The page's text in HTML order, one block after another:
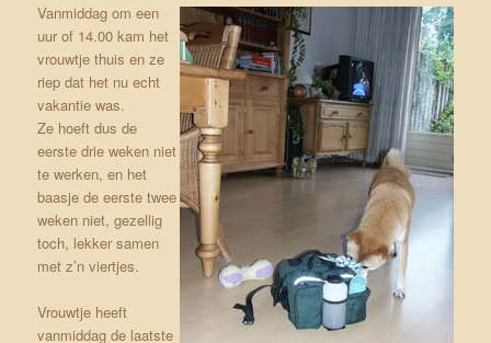
Vanmiddag om een
uur of 14.00 kam het
vrouwtje thuis en ze
riep dat het nu echt
vakantie was.
Ze hoeft dus de
eerste drie weken niet
te werken, en het
baasje de eerste twee
weken niet, gezellig
toch, lekker samen
met z’n viertjes.
Vrouwtje heeft
vanmiddag de laatste